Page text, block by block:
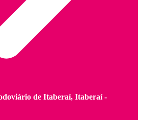
de Itaberaí, Itaberaí -